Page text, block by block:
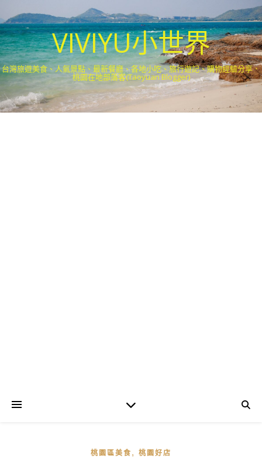
VIVIYU小世界
台灣旅遊美食、人氣景點、最新餐廳、各地小吃、旅行遊記、購物經驗分享．
桃園在地部落客(Taoyuan Blogger)
桃園區美食 , 桃園好店